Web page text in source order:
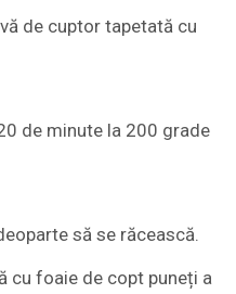
de cuptor tapetată cu
de minute la 200 grade
să se răcească.
cu foaie de copt puneți a